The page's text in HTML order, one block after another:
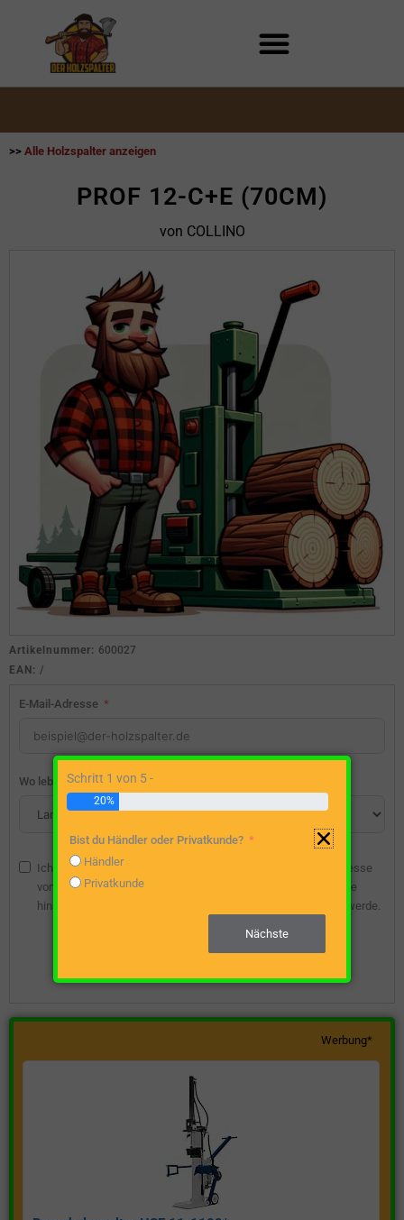
>> Alle Holzspalter anzeigen
PROF 12-C+E (70CM)
von COLLINO
Artikelnummer: 600027
EAN: /
E-Mail-Adresse
Wo lebst du?
Ich bin damit einverstanden, dass die angegebene E-Mail-Adresse
vom Webseitenbetreiber gespeichert wird, damit ich über diese
hinsichtlich eines unverbindlichen Preisangebots kontaktiert werde.
Unverbindliche Preisanfrage stellen
Werbung*
Schritt 1 von 5 -
20%
Bist du Händler oder Privatkunde?
Händler
Privatkunde
Nächste